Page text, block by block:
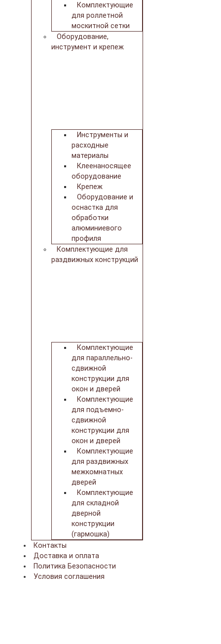
Комплектующие
для роллетной
москитной сетки
Оборудование,
инструмент и крепеж
Инструменты и
расходные
материалы
Клеенаносящее
оборудование
Крепеж
Оборудование и
оснастка для
обработки
алюминиевого
профиля
Комплектующие для
раздвижных конструкций
Комплектующие
для параллельно-
сдвижной
конструкции для
окон и дверей
Комплектующие
для подъемно-
сдвижной
конструкции для
окон и дверей
Комплектующие
для раздвижных
межкомнатных
дверей
Комплектующие
для складной
дверной
конструкции
(гармошка)
Контакты
Доставка и оплата
Политика Безопасности
Условия соглашения